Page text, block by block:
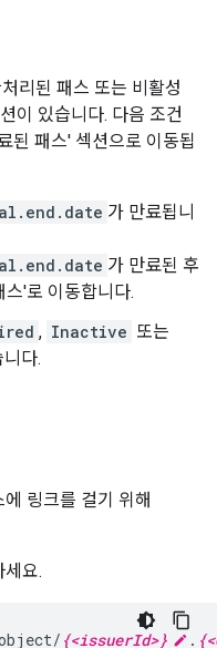
리된 패스 또는 비활성
이 있습니다. 다음 조건
된 패스' 섹션으로 이동됩
가 만료됩니
가 만료된 후
'로 이동합니다.
, Inactive 또는
다.
링크를 걸기 위해
요.
{<issuerId>} .